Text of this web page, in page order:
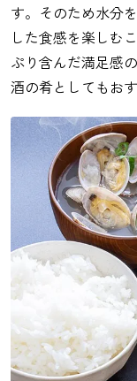
す。そのため水分
した食感を楽しむ
ぷり含んだ満足感
酒の肴としてもお